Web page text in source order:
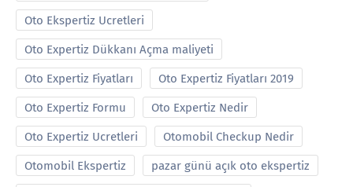
Oto Ekspertiz Ucretleri
Oto Expertiz Dükkanı Açma maliyeti
Oto Expertiz Fiyatları Oto Expertiz Fiyatları 2019
Oto Expertiz Formu Oto Expertiz Nedir
Oto Expertiz Ucretleri Otomobil Checkup Nedir
Otomobil Ekspertiz pazar günü açık oto ekspertiz